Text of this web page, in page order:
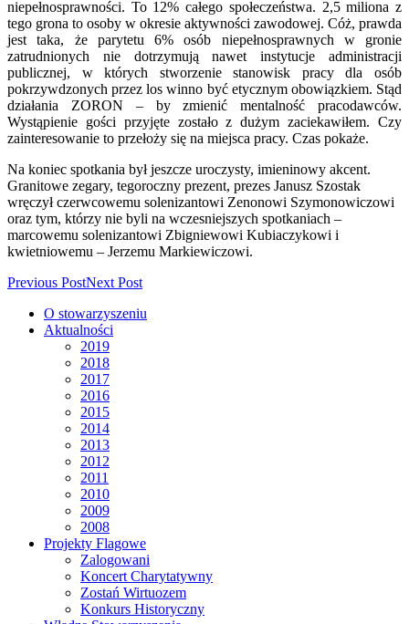
niepełnosprawności. To 12% całego społeczeństwa. 2,5 miliona z
tego grona to osoby w okresie aktywności zawodowej. Cóż, prawda
jest taka, że parytetu 6% osób niepełnosprawnych w gronie
zatrudnionych nie dotrzymują nawet instytucje administracji
publicznej, w których stworzenie stanowisk pracy dla osób
pokrzywdzonych przez los winno być etycznym obowiązkiem. Stąd
działania ZORON – by zmienić mentalność pracodawców.
Wystąpienie gości przyjęte zostało z dużym zaciekawiłem. Czy
zainteresowanie to przełoży się na miejsca pracy. Czas pokaże.
Na koniec spotkania był jeszcze uroczysty, imieninowy akcent.
Granitowe zegary, tegoroczny prezent, prezes Janusz Szostak
wręczył czerwcowemu solenizantowi Zenonowi Szymonowiczowi
oraz tym, którzy nie byli na wczesniejszych spotkaniach –
marcowemu solenizantowi Zbigniewowi Kubiaczykowi i
kwietniowemu – Jerzemu Markiewiczowi.
Previous PostNext Post
O stowarzyszeniu
Aktualności
2019
2018
2017
2016
2015
2014
2013
2012
2011
2010
2009
2008
Projekty Flagowe
Zalogowani
Koncert Charytatywny
Zostań Wirtuozem
Konkurs Historyczny